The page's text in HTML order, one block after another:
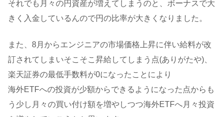
それでも月々の円資産が増えてしまうのと、ボーナスで大
きく入金しているんので円の比率が大きくなりました。
また、8月からエンジニアの市場価格上昇に伴い給料が改
訂されてしまいそこそこ昇給してしまう点(ありがたや)、
楽天証券の最低手数料が0になったことにより
海外ETFへの投資が少額からできるようになった点からも
う少し月々の買い付け額を増やしつつ海外ETFへ月々投資